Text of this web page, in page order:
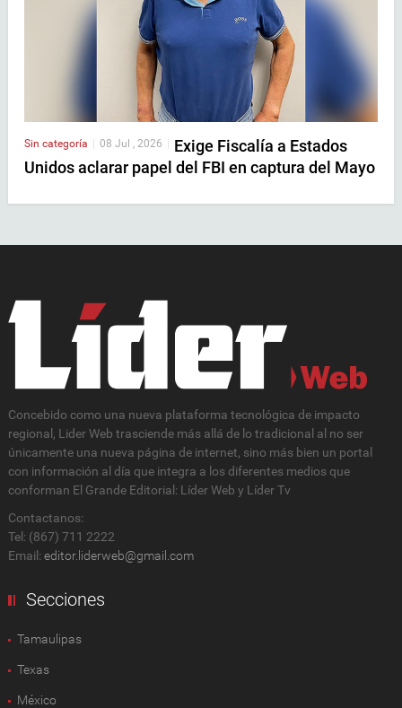
Sin categoría | 08 Jul , 2026 | Exige Fiscalía a Estados
Unidos aclarar papel del FBI en captura del Mayo
Concebido como una nueva plataforma tecnológica de impacto
regional, Lider Web trasciende más allá de lo tradicional al no ser
únicamente una nueva página de internet, sino más bien un portal
con información al día que integra a los diferentes medios que
conforman El Grande Editorial: Líder Web y Líder Tv
Contactanos:
Tel: (867) 711 2222
Email: editor.liderweb@gmail.com
Secciones
Tamaulipas
Texas
México